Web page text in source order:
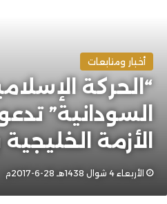
أخبار ومتابعات
“الحركة
السودانية”
الأزمة الخليجية
الأربعاء 4 شوال 1438هـ 28-6-2017م